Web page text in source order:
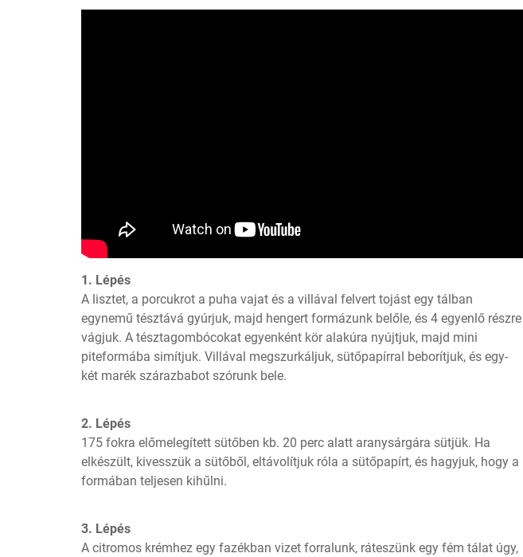
1. Lépés
A lisztet, a porcukrot a puha vajat és a villával felvert tojást egy tálban
egynemű tésztává gyúrjuk, majd hengert formázunk belőle, és 4 egyenlő részre
vágjuk. A tésztagombócokat egyenként kör alakúra nyújtjuk, majd mini
piteformába simítjuk. Villával megszurkáljuk, sütőpapírral beborítjuk, és egy-
két marék szárazbabot szórunk bele.
2. Lépés
175 fokra előmelegített sütőben kb. 20 perc alatt aranysárgára sütjük. Ha
elkészült, kivesszük a sütőből, eltávolítjuk róla a sütőpapírt, és hagyjuk, hogy a
formában teljesen kihűlni.
3. Lépés
A citromos krémhez egy fazékban vizet forralunk, ráteszünk egy fém tálat úgy,